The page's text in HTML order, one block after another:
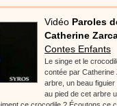
Vidéo Paroles
Catherine
Contes Enfants
Le singe et le
contée par
arbre, un beau
au pied de cet arbre
ce crocodile ? Écoutons ce